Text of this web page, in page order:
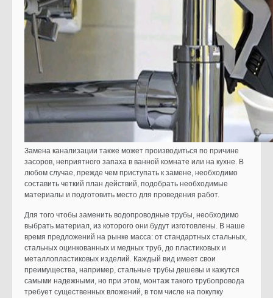
Замена канализации также может производиться по причине
засоров, неприятного запаха в ванной комнате или на кухне. В
любом случае, прежде чем приступать к замене, необходимо
составить четкий план действий, подобрать необходимые
материалы и подготовить место для проведения работ.
Для того чтобы заменить водопроводные трубы, необходимо
выбрать материал, из которого они будут изготовлены. В наше
время предложений на рынке масса: от стандартных стальных,
стальных оцинкованных и медных труб, до пластиковых и
металлопластиковых изделий. Каждый вид имеет свои
преимущества, например, стальные трубы дешевы и кажутся
самыми надежными, но при этом, монтаж такого трубопровода
требует существенных вложений, в том числе на покупку